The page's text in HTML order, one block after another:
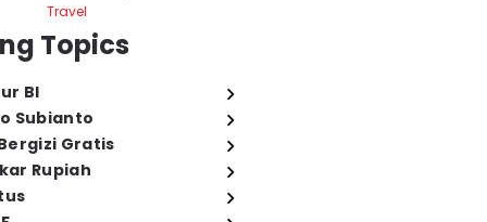
Travel
Topics
BI
Subianto
Gratis
Rupiah